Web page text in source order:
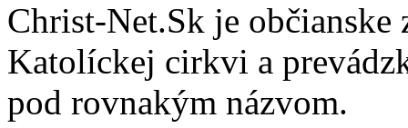
Christ-Net.Sk je
Katolíckej cirkvi a
pod rovnakým názvom.